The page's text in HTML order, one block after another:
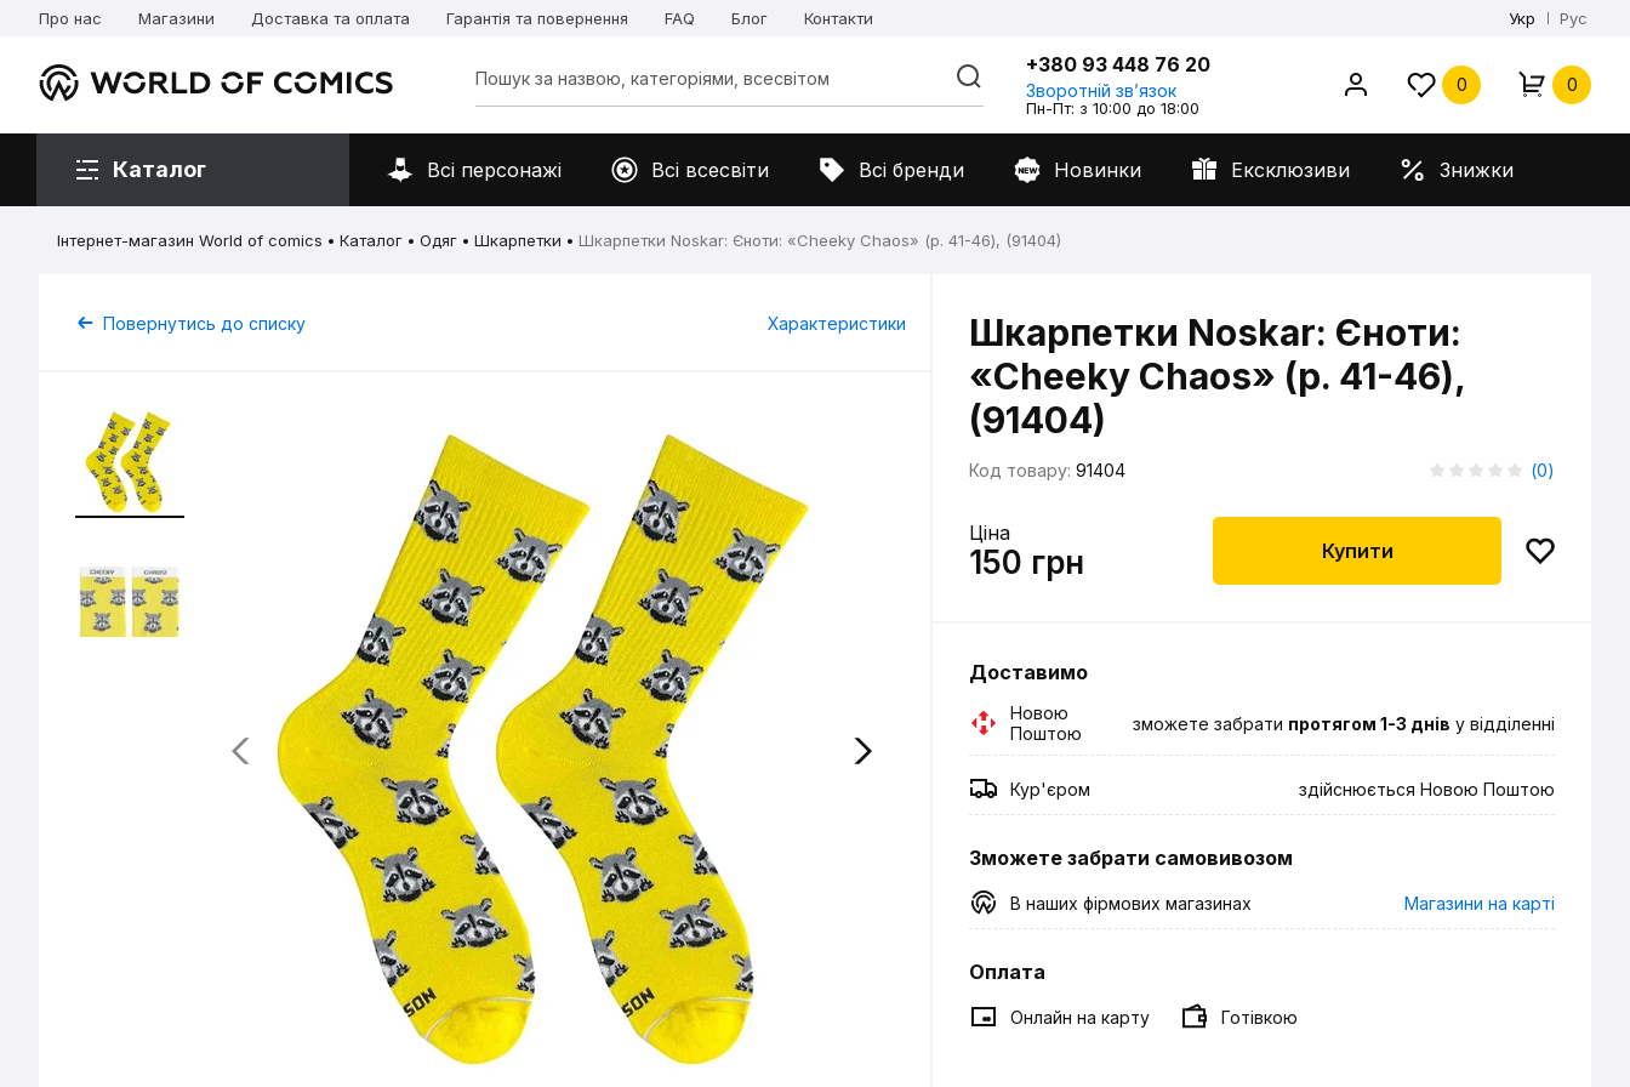
Про нас Магазини Доставка та оплата Гарантія та повернення FAQ Блог Контакти Укр Рус
+380 93 448 76 20
Зворотній звʼязок
Пн-Пт: з 10:00 до 18:00
0 0
Каталог Всі персонажі Всі всесвіти Всі бренди Новинки Ексклюзиви Знижки
Інтернет-магазин World of comics Каталог Одяг Шкарпетки Шкарпетки Noskar: Єноти: «Cheeky Chaos» (р. 41-46), (91404)
Повернутись до списку Характеристики
Шкарпетки Noskar: Єноти:
«Cheeky Chaos» (р. 41-46),
(91404)
Код товару: 91404 (0)
Ціна
150 грн Купити
Доставимо
Новою
Поштою
зможете забрати протягом 1-3 днів у відділенні
Кур'єром здійснюється Новою Поштою
Зможете забрати самовивозом
В наших фірмових магазинах Магазини на карті
Оплата
Онлайн на карту Готівкою